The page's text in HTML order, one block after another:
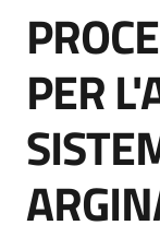
e
strumenti
acquisto
Supporto
Salta al contenuto
PER